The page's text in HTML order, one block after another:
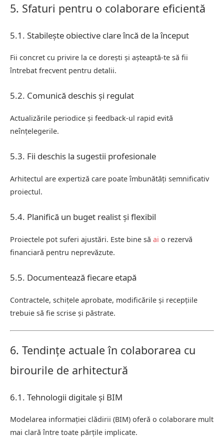
5. Sfaturi pentru o colaborare eficientă
5.1. Stabilește obiective clare încă de la început
Fii concret cu privire la ce dorești și așteaptă-te să fii
întrebat frecvent pentru detalii.
5.2. Comunică deschis și regulat
Actualizările periodice și feedback-ul rapid evită
neînțelegerile.
5.3. Fii deschis la sugestii profesionale
Arhitectul are expertiză care poate îmbunătăți semnificativ
proiectul.
5.4. Planifică un buget realist și flexibil
Proiectele pot suferi ajustări. Este bine să ai o rezervă
financiară pentru neprevăzute.
5.5. Documentează fiecare etapă
Contractele, schițele aprobate, modificările și recepțiile
trebuie să fie scrise și păstrate.
6. Tendințe actuale în colaborarea cu
birourile de arhitectură
6.1. Tehnologii digitale și BIM
Modelarea informației clădirii (BIM) oferă o colaborare mult
mai clară între toate părțile implicate.